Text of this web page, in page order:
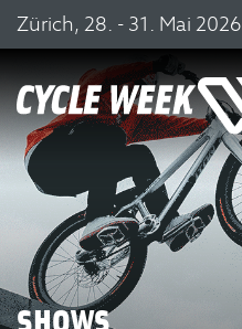
Zürich, 28. - 31. Mai 2026
SHOWS